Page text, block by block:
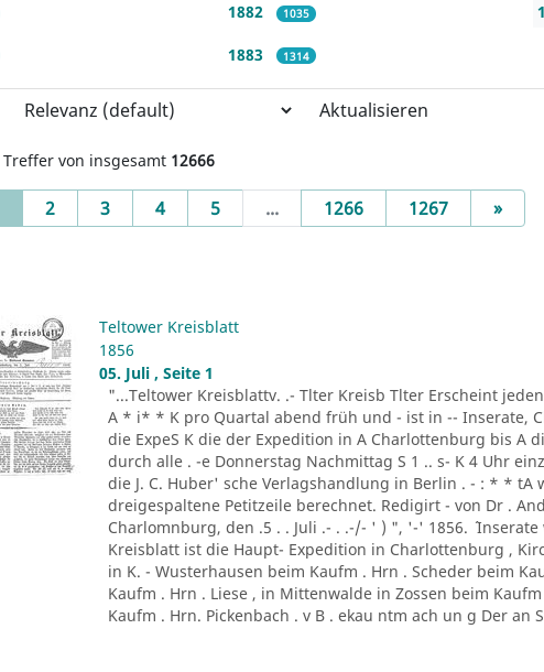
1882 1035
1883 1314
Aktualisieren
Treffer von insgesamt 12666
(current)
2 3 4 5 ... 1266 1267 »Next
Teltower Kreisblatt
1856
05. Juli , Seite 1
"...Teltower Kreisblattv. .- Tlter Kreisb Tlter Erscheint
A * i* * K pro Quartal abend früh und - ist in -- Inserate,
die ExpeS K die der Expedition in A Charlottenburg bis A
durch alle . -e Donnerstag Nachmittag S 1 .. s- K 4 Uhr
die J. C. Huber' sche Verlagshandlung in Berlin . - : * * tA
dreigespaltene Petitzeile berechnet. Redigirt - von Dr .
Charlomnburg, den .5 . . Juli .- . .-/- ' ) ", '-' 1856. ´
Kreisblatt ist die Haupt- Expedition in Charlottenburg ,
in K. - Wusterhausen beim Kaufm . Hrn . Scheder beim
Kaufm . Hrn . Liese , in Mittenwalde in Zossen beim
Kaufm . Hrn. Pickenbach . v B . ekau ntm ach un g Der